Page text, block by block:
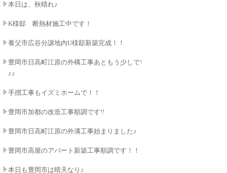
本日は、秋晴れ♪
K様邸 断熱材施工中です！
養父市広谷分譲地内U様邸新築完成！！
豊岡市日高町江原の外構工事あともう少しです
♪♪
手摺工事もイズミホームで！！
豊岡市加都の改造工事順調です!!
豊岡市日高町江原の外溝工事始まりました♪
豊岡市高屋のアパート新築工事順調です！！
本日も豊岡市は晴天なり♪